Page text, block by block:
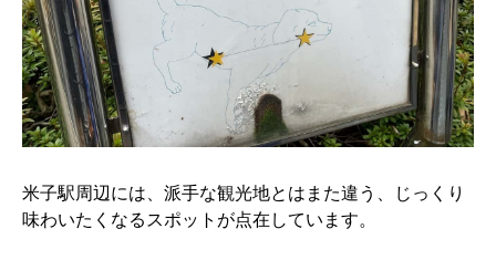
米子駅周辺には、派手な観光地とはまた違う、じっくり
味わいたくなるスポットが点在しています。